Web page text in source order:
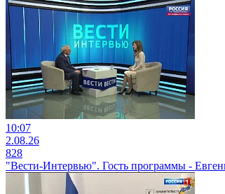
10:07
2.08.26
828
"Вести-Интервью". Гость программы -